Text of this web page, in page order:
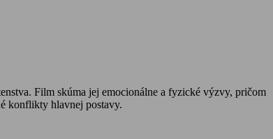
Film skúma jej emocionálne a fyzické výzvy, pričom
konflikty hlavnej postavy.